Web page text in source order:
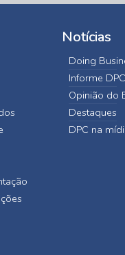
Notícias
Doing
Informe DPC
Opinião do
Destaques
DPC na